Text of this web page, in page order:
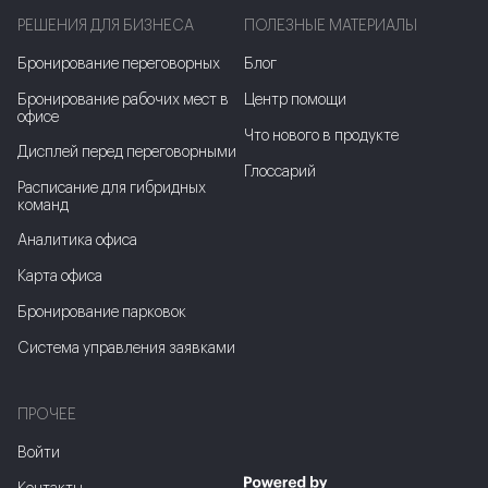
РЕШЕНИЯ ДЛЯ БИЗНЕСА
Бронирование переговорных
Бронирование рабочих мест в
офисе
Дисплей перед переговорными
Расписание для гибридных
команд
Аналитика офиса
Карта офиса
Бронирование парковок
Система управления заявками
ПОЛЕЗНЫЕ МАТЕРИАЛЫ
Блог
Центр помощи
Что нового в продукте
Глоссарий
ПРОЧЕЕ
Войти